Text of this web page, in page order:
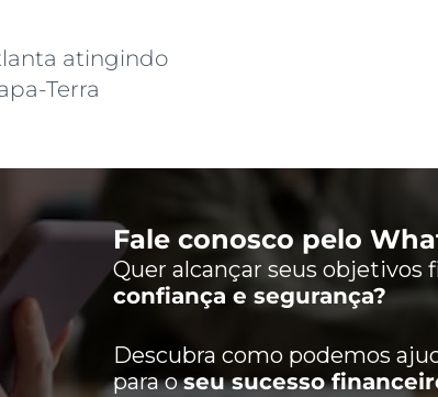
atingindo
Terra
Fale conosco pelo
Quer alcançar seus objetivos
confiança e segurança?
Descubra como podemos
para oseu sucesso